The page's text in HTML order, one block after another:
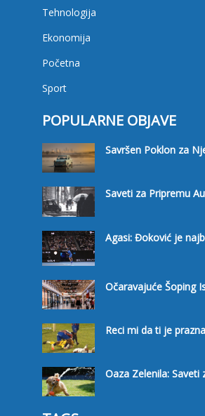
Tehnologija
Ekonomija
Početna
Sport
POPULARNE OBJAVE
Savršen Poklon za
Saveti za Pripremu
Agasi: Đoković je
Očaravajuće Šoping
Reci mi da ti je
Oaza Zelenila: Saveti